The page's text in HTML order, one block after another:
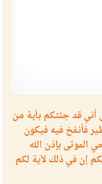
أني قد جئتكم بآية من
فأنفخ فيه فيكون
الموتى بإذن الله
إن في ذلك لآية لكم